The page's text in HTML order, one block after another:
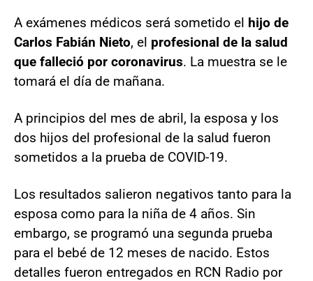
A exámenes médicos será sometido el hijo de
Carlos Fabián Nieto, el profesional de la salud
que falleció por coronavirus. La muestra se le
tomará el día de mañana.
A principios del mes de abril, la esposa y los
dos hijos del profesional de la salud fueron
sometidos a la prueba de COVID-19.
Los resultados salieron negativos tanto para la
esposa como para la niña de 4 años. Sin
embargo, se programó una segunda prueba
para el bebé de 12 meses de nacido. Estos
detalles fueron entregados en RCN Radio por